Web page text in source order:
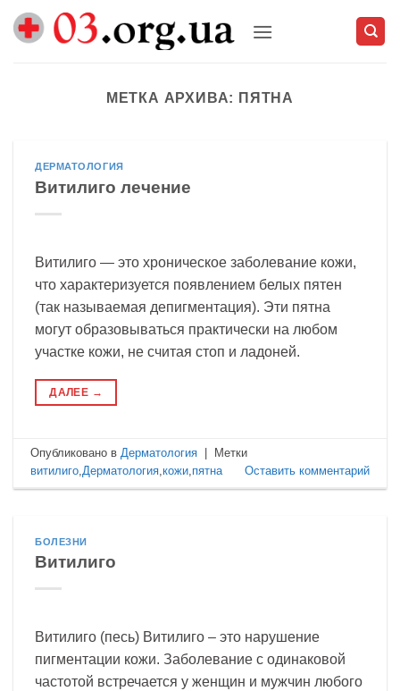
Skip
МЕТКА АРХИВА: ПЯТНА
ДЕРМАТОЛОГИЯ
Витилиго лечение
Витилиго — это хроническое заболевание кожи,
что характеризуется появлением белых пятен
(так называемая депигментация). Эти пятна
могут образовываться практически на любом
участке кожи, не считая стоп и ладоней.
ДАЛЕЕ →
Опубликовано в Дерматология
Метки
витилиго Дерматология ,кожи пятна Оставить комментарий
БОЛЕЗНИ
Витилиго
Витилиго (песь) Витилиго – это нарушение
пигментации кожи. Заболевание с одинаковой
частотой встречается у женщин и мужчин любого